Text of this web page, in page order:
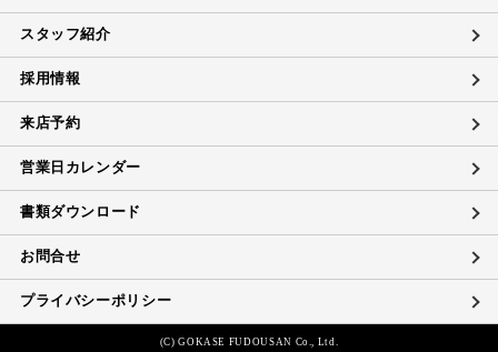
スタッフ紹介
採用情報
来店予約
営業日カレンダー
書類ダウンロード
お問合せ
プライバシーポリシー
(C) GOKASE FUDOUSAN Co., Ltd.